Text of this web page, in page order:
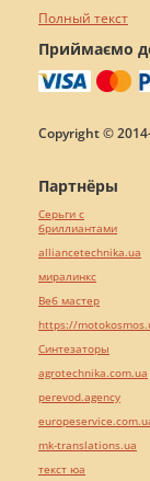
Полный текст
Приймаємо
Copyright ©
Партнёры
Серьги с
бриллиантами
alliancetechnika.ua
миралинкс
Веб мастер
https://
Синтезаторы
agrotechnika.com.ua
perevod.agency
mk-translations.ua
текст юа